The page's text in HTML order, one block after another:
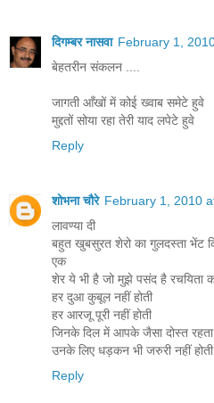
दिगम्बर नासवा February 1,
बेहतरीन संकलन ....
जागती आँखों में कोई ख्वाब समेटे हुवे
मुद्दतों सोया रहा तेरी याद लपेटे हुवे
Reply
शोभना चौरे February 1, 2010
लावण्या दी
बहुत खुबसुरत शेरो का गुलदस्ता भेंट
एक
शेर ये भी है जो मुझे पसंद है रचयिता
हर दुआ कुबूल नहीं होती
हर आरजू पूरी नहीं होती
जिनके दिल में आपके जैसा दोस्त रहता
उनके लिए धड़कन भी जरुरी नहीं होती
Reply